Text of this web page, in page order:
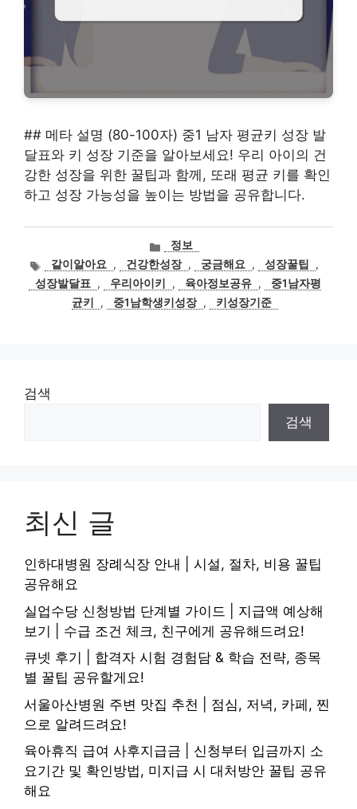
## 메타 설명 (80-100자) 중1 남자 평균키 성장 발
달표와 키 성장 기준을 알아보세요! 우리 아이의 건
강한 성장을 위한 꿀팁과 함께, 또래 평균 키를 확인
하고 성장 가능성을 높이는 방법을 공유합니다.
카
테
고
리
정보
태
그
같이알아요 , 건강한성장 , 궁금해요 , 성장꿀팁
,
성장발달표
, 우리아이키 , 육아정보공유 ,
중1남자평
균키
, 중1남학생키성장 , 키성장기준
검색
검색
최신 글
인하대병원 장례식장 안내 | 시설, 절차, 비용 꿀팁
공유해요
실업수당 신청방법 단계별 가이드 | 지급액 예상해
보기 | 수급 조건 체크, 친구에게 공유해드려요!
큐넷 후기 | 합격자 시험 경험담 & 학습 전략, 종목
별 꿀팁 공유할게요!
서울아산병원 주변 맛집 추천 | 점심, 저녁, 카페, 찐
으로 알려드려요!
육아휴직 급여 사후지급금 | 신청부터 입금까지 소
요기간 및 확인방법, 미지급 시 대처방안 꿀팁 공유
해요